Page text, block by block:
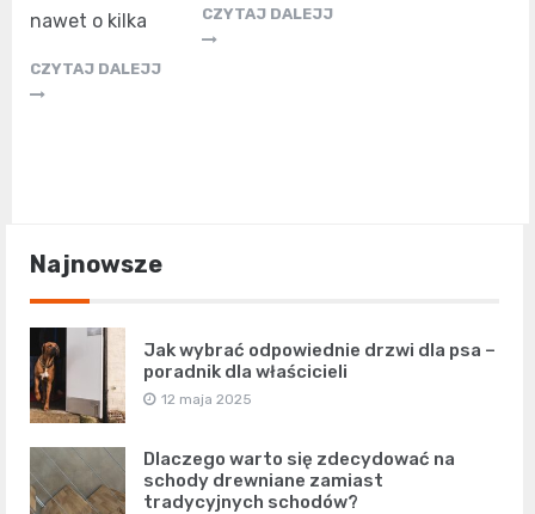
nawet o kilka
CZYTAJ DALEJJ
CZYTAJ DALEJJ
Najnowsze
Jak wybrać odpowiednie drzwi dla psa –
poradnik dla właścicieli
12 maja 2025
Dlaczego warto się zdecydować na
schody drewniane zamiast
tradycyjnych schodów?